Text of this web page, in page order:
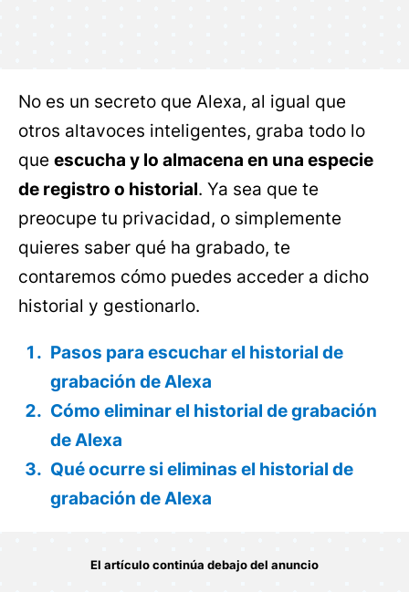
No es un secreto que Alexa, al igual que
otros altavoces inteligentes, graba todo lo
que escucha y lo almacena en una especie
de registro o historial. Ya sea que te
preocupe tu privacidad, o simplemente
quieres saber qué ha grabado, te
contaremos cómo puedes acceder a dicho
historial y gestionarlo.
Pasos para escuchar el historial de
grabación de Alexa
Cómo eliminar el historial de grabación
de Alexa
Qué ocurre si eliminas el historial de
grabación de Alexa